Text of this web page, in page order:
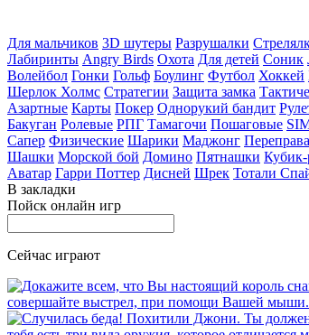
Для мальчиков 3D шутеры Разрушалки
Лабиринты Angry Birds Охота Для детей Соник
Волейбол Гонки Гольф Боулинг Футбол Хоккей
Шерлок Холмс Стратегии Защита замка
Азартные Карты Покер Однорукий бандит
Бакуган Ролевые РПГ Тамагочи Пошаговые
Сапер Физические Шарики Маджонг Переправа
Шашки Морской бой Домино Пятнашки
Аватар Гарри Поттер Дисней Шрек Тотали
В закладки
Пойск онлайн игр
Сейчас играют